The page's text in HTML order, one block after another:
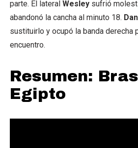
parte. El lateral Wesley sufrió
abandonó la cancha al minuto 18.
sustituirlo y ocupó la banda derecha
encuentro.
Resumen:
Egipto